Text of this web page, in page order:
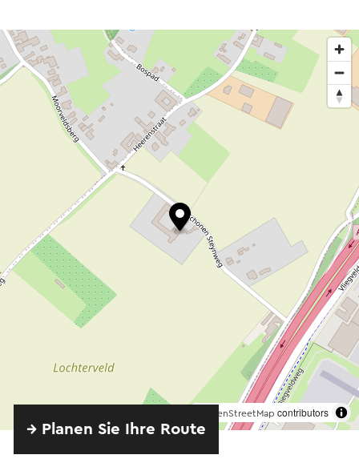
OpenStreetMap contributors
→ Planen Sie Ihre Route